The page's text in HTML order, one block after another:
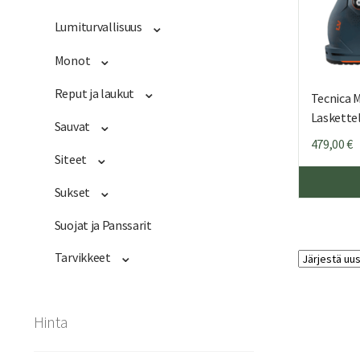
Tecnica
479,00€
Lumiturvallisuus
Monot
Reput ja laukut
Sauvat
Siteet
Sukset
Suojat ja Panssarit
Tarvikkeet
Hinta